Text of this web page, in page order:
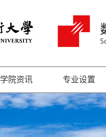
学院资讯 专业设置